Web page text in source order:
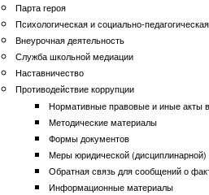
Парта героя
Психологическая и социально-
Внеурочная деятельность
Служба школьной медиации
Наставничество
Противодействие коррупции
Нормативные правовые и иные акты
Методические материалы
Формы документов
Меры юридической (дисциплинарной)
Обратная связь для сообщений о
Информационные материалы